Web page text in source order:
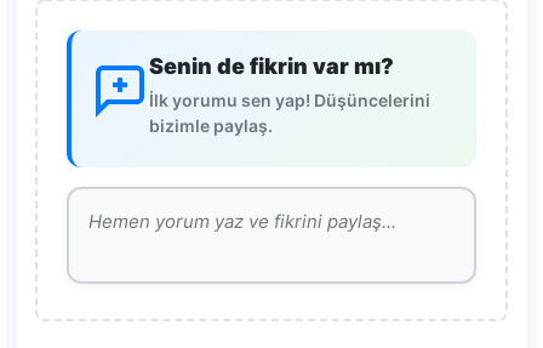
Senin de fikrin var mı?
İlk yorumu sen yap! Düşüncelerini
bizimle paylaş.